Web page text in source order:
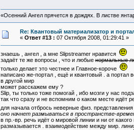
«Осенний Ангел прячется в дождях. В листве
Re: Квантовый материализатор и
« Ответ #13 : 07 Октября 2008, 01:29:41 »
знаешь , ангел , а мне Slipstreamer нравится
задаёт те же вопросы , что и любыенормальные
только делает это честнее и Главное-короче
написано же-портал , ещё и квантовый . а портал
в другой мир
может расскажем ему ?
Slip, ты только тоже помогай , ибо мозги у нас
так что сразу и не вспомним о каком месте идёт
для начала отбрось неверные физ.
оно начнет размываться в пространстве-
в пр.-вр. речь идёт о мировой линии и ни от какого
размазывается . взаимодействие между мир.